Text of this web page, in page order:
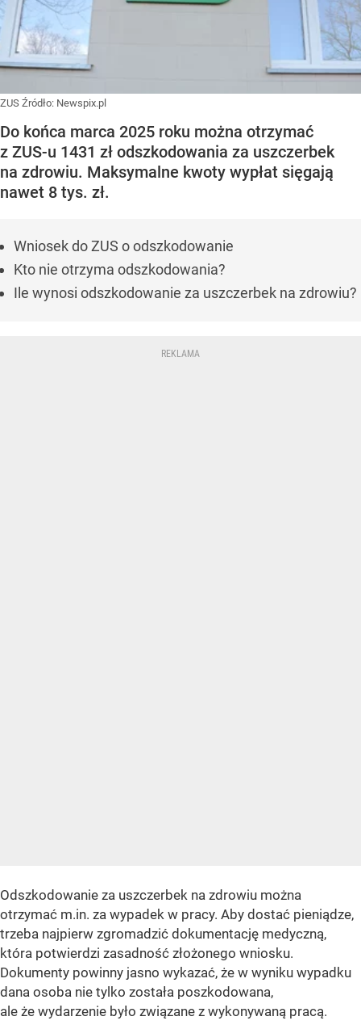
ZUS Źródło: Newspix.pl
Do końca marca 2025 roku można otrzymać
z ZUS-u 1431 zł odszkodowania za uszczerbek
na zdrowiu. Maksymalne kwoty wypłat sięgają
nawet 8 tys. zł.
Wniosek do ZUS o odszkodowanie
Kto nie otrzyma odszkodowania?
Ile wynosi odszkodowanie za uszczerbek na zdrowiu?
Odszkodowanie za uszczerbek na zdrowiu można
otrzymać m.in. za wypadek w pracy. Aby dostać pieniądze,
trzeba najpierw zgromadzić dokumentację medyczną,
która potwierdzi zasadność złożonego wniosku.
Dokumenty powinny jasno wykazać, że w wyniku wypadku
dana osoba nie tylko została poszkodowana,
ale że wydarzenie było związane z wykonywaną pracą.